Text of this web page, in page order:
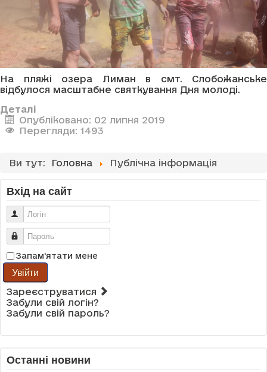
На пляжі озера Лиман в смт. Слобожанське
відбулося масштабне святкування Дня молоді.
Деталі
Опубліковано: 02 липня 2019
Перегляди: 1493
Ви тут: Головна Публічна інформація
Вхід на сайт
Логін
Пароль
Запам'ятати мене
Увійти
Зареєструватися
Забули свій логін?
Забули свій пароль?
Останні новини